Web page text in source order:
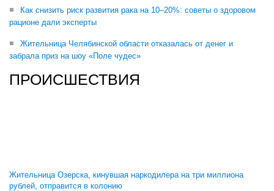
Как снизить риск развития рака на 10–20%: советы о здоровом
рационе дали эксперты
Жительница Челябинской области отказалась от денег и
забрала приз на шоу «Поле чудес»
ПРОИСШЕСТВИЯ
Жительница Озерска, кинувшая наркодилера на три миллиона
рублей, отправится в колонию